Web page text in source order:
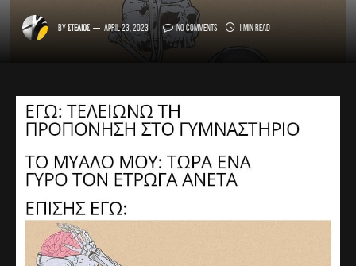
By Στέλιος April 23, 2023 No Comments 1 Min Read